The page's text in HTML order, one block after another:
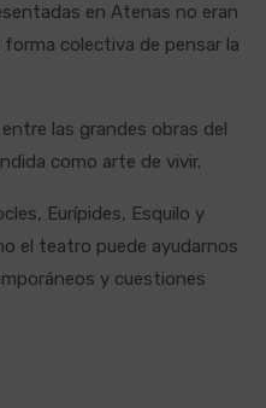
en Atenas no eran
colectiva de pensar la
las grandes obras del
como arte de vivir.
Eurípides, Esquilo y
el teatro puede ayudarnos
y cuestiones